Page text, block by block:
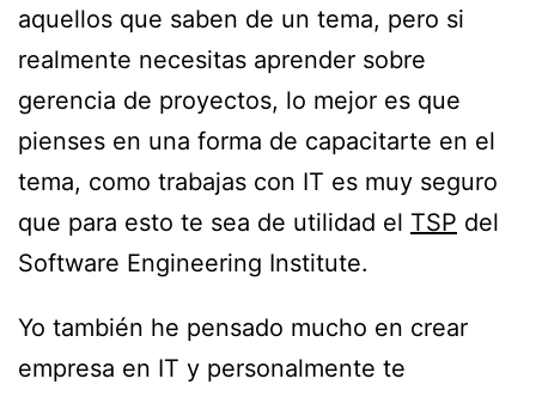
aquellos que saben de un tema, pero si
realmente necesitas aprender sobre
gerencia de proyectos, lo mejor es que
pienses en una forma de capacitarte en el
tema, como trabajas con IT es muy seguro
que para esto te sea de utilidad el TSP del
Software Engineering Institute.
Yo también he pensado mucho en crear
empresa en IT y personalmente te